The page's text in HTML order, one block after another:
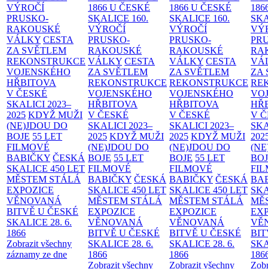
VÝROČÍ
PRUSKO-
RAKOUSKÉ
VÁLKY CESTA
ZA SVĚTLEM
REKONSTRUKCE
VOJENSKÉHO
HŘBITOVA
V ČESKÉ
SKALICI 2023–
2025 KDYŽ MUŽI
(NE)JDOU DO
BOJE 55 LET
FILMOVÉ
BABIČKY ČESKÁ
SKALICE 450 LET
MĚSTEM STÁLÁ
EXPOZICE
VĚNOVANÁ
BITVĚ U ČESKÉ
SKALICE 28. 6.
1866
Zobrazit všechny
záznamy ze dne
1866 U ČESKÉ
SKALICE 160.
VÝROČÍ
PRUSKO-
RAKOUSKÉ
VÁLKY CESTA
ZA SVĚTLEM
REKONSTRUKCE
VOJENSKÉHO
HŘBITOVA
V ČESKÉ
SKALICI 2023–
2025 KDYŽ MUŽI
(NE)JDOU DO
BOJE 55 LET
FILMOVÉ
BABIČKY ČESKÁ
SKALICE 450 LET
MĚSTEM STÁLÁ
EXPOZICE
VĚNOVANÁ
BITVĚ U ČESKÉ
SKALICE 28. 6.
1866
Zobrazit všechny
1866 U ČESKÉ
SKALICE 160.
VÝROČÍ
PRUSKO-
RAKOUSKÉ
VÁLKY CESTA
ZA SVĚTLEM
REKONSTRUKCE
VOJENSKÉHO
HŘBITOVA
V ČESKÉ
SKALICI 2023–
2025 KDYŽ MUŽI
(NE)JDOU DO
BOJE 55 LET
FILMOVÉ
BABIČKY ČESKÁ
SKALICE 450 LET
MĚSTEM STÁLÁ
EXPOZICE
VĚNOVANÁ
BITVĚ U ČESKÉ
SKALICE 28. 6.
1866
Zobrazit všechny
ZA
V